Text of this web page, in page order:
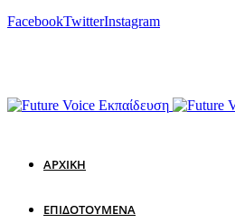
FacebookTwitterInstagram
ΑΡΧΙΚΗ
ΕΠΙΔΟΤΟΥΜΕΝΑ